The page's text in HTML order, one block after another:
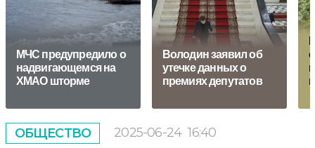
МЧС предупредило о
надвигающемся на
ХМАО шторме
Володин заявил об
утечке данных о
премиях депутатов
ОБЩЕСТВО 2025-06-24 16:40